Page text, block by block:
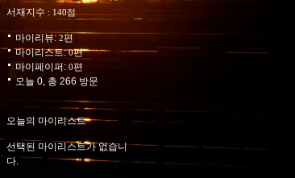
서재지수 : 140점
마이리뷰: 2편
마이리스트:0편
마이페이퍼: 0편
오늘 0, 총 266 방문
오늘의 마이리스트
선택된 마이리스트가 없습니
다.